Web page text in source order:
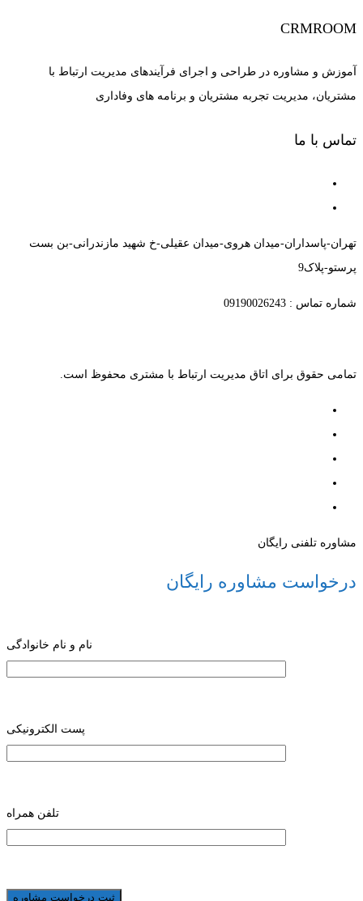
CRMROOM
آموزش و مشاوره در طراحی و اجرای فرآیندهای مدیریت ارتباط با
مشتریان، مدیریت تجربه مشتریان و برنامه های وفاداری
تماس با ما
تهران-پاسداران-میدان هروی-میدان عقیلی-خ شهید مازندرانی-بن بست
پرستو-پلاک9
شماره تماس : 09190026243
تمامی حقوق برای اتاق مدیریت ارتباط با مشتری محفوظ است.
مشاوره تلفنی رایگان
درخواست مشاوره رایگان
نام و نام خانوادگی
پست الکترونیکی
تلفن همراه